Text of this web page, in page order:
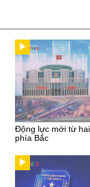
Động lực mới từ
phía Bắc